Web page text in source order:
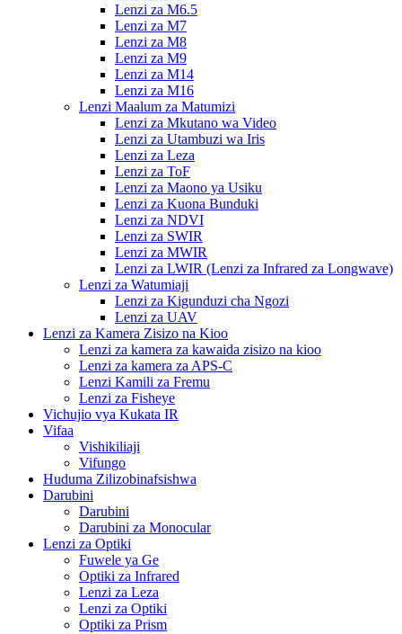
Lenzi za M6.5
Lenzi za M7
Lenzi za M8
Lenzi za M9
Lenzi za M14
Lenzi za M16
Lenzi Maalum za Matumizi
Lenzi za Mkutano wa Video
Lenzi za Utambuzi wa Iris
Lenzi za Leza
Lenzi za ToF
Lenzi za Maono ya Usiku
Lenzi za Kuona Bunduki
Lenzi za NDVI
Lenzi za SWIR
Lenzi za MWIR
Lenzi za LWIR (Lenzi za Infrared za Longwave)
Lenzi za Watumiaji
Lenzi za Kigunduzi cha Ngozi
Lenzi za UAV
Lenzi za Kamera Zisizo na Kioo
Lenzi za kamera za kawaida zisizo na kioo
Lenzi za kamera za APS-C
Lenzi Kamili za Fremu
Lenzi za Fisheye
Vichujio vya Kukata IR
Vifaa
Vishikiliaji
Vifungo
Huduma Zilizobinafsishwa
Darubini
Darubini
Darubini za Monocular
Lenzi za Optiki
Fuwele ya Ge
Optiki za Infrared
Lenzi za Leza
Lenzi za Optiki
Optiki za Prism